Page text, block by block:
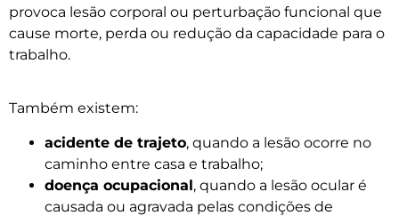
provoca lesão corporal ou perturbação funcional que
cause morte, perda ou redução da capacidade para o
trabalho.
Também existem:
acidente de trajeto, quando a lesão ocorre no
caminho entre casa e trabalho;
doença ocupacional, quando a lesão ocular é
causada ou agravada pelas condições de